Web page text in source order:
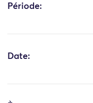
Période:
Date: